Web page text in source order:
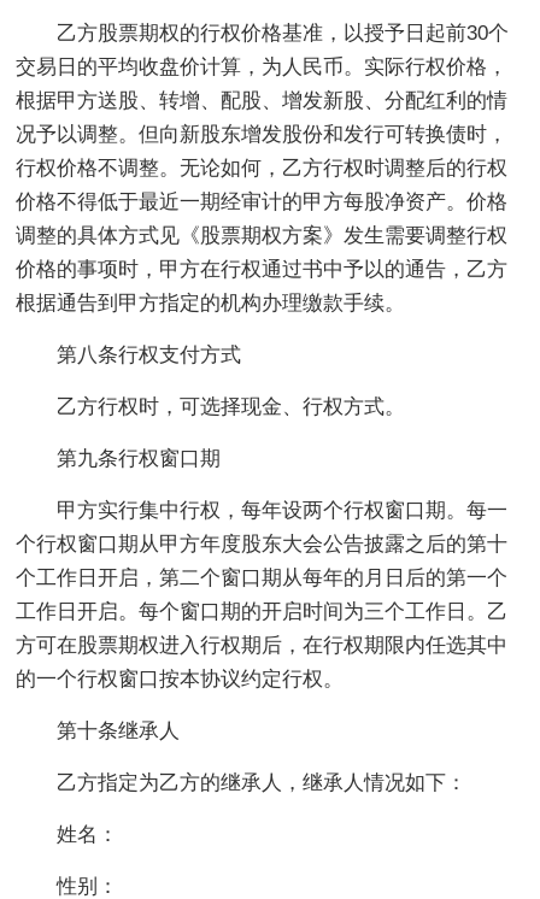
乙方股票期权的行权价格基准，以授予日起前30个
交易日的平均收盘价计算，为人民币。实际行权价格，
根据甲方送股、转增、配股、增发新股、分配红利的情
况予以调整。但向新股东增发股份和发行可转换债时，
行权价格不调整。无论如何，乙方行权时调整后的行权
价格不得低于最近一期经审计的甲方每股净资产。价格
调整的具体方式见《股票期权方案》发生需要调整行权
价格的事项时，甲方在行权通过书中予以的通告，乙方
根据通告到甲方指定的机构办理缴款手续。
第八条行权支付方式
乙方行权时，可选择现金、行权方式。
第九条行权窗口期
甲方实行集中行权，每年设两个行权窗口期。每一
个行权窗口期从甲方年度股东大会公告披露之后的第十
个工作日开启，第二个窗口期从每年的月日后的第一个
工作日开启。每个窗口期的开启时间为三个工作日。乙
方可在股票期权进入行权期后，在行权期限内任选其中
的一个行权窗口按本协议约定行权。
第十条继承人
乙方指定为乙方的继承人，继承人情况如下：
姓名：
性别：